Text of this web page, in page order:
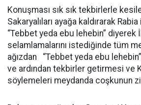
Konuşması sık sık tekbirlerle
Sakaryalıları ayağa kaldırarak
“Tebbet yeda ebu lehebin” diyerek
selamlamalarını istediğinde tüm
ağızdan “Tebbet yeda ebu
ve ardından tekbirler getirmesi ve
söylemeleri meydanda coşkunun